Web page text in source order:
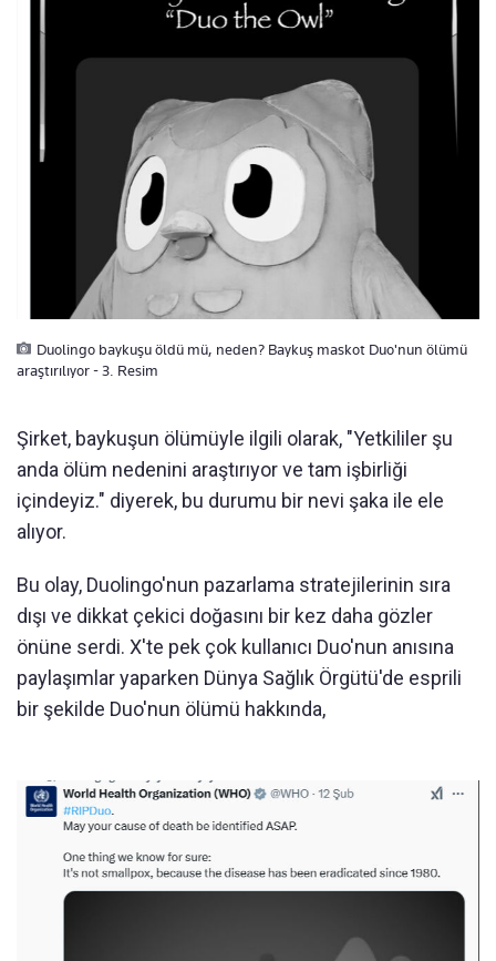
Duolingo baykuşu öldü mü, neden? Baykuş maskot Duo'nun ölümü
araştırılıyor - 3. Resim
Şirket, baykuşun ölümüyle ilgili olarak, "Yetkililer şu
anda ölüm nedenini araştırıyor ve tam işbirliği
içindeyiz." diyerek, bu durumu bir nevi şaka ile ele
alıyor.
Bu olay, Duolingo'nun pazarlama stratejilerinin sıra
dışı ve dikkat çekici doğasını bir kez daha gözler
önüne serdi. X'te pek çok kullanıcı Duo'nun anısına
paylaşımlar yaparken Dünya Sağlık Örgütü'de esprili
bir şekilde Duo'nun ölümü hakkında,